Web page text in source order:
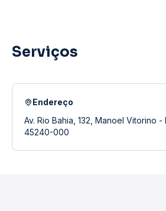
Serviços
Endereço
Av. Rio Bahia, 132, Manoel Vitorino -
45240-000